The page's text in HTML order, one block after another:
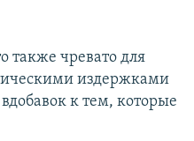
также чревато для
издержками
к тем, которые